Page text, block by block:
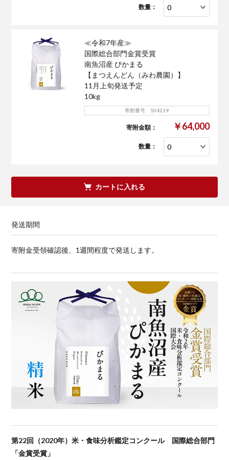
数量：
≪令和7年産≫
国際総合部門金賞受賞
南魚沼産 ぴかまる
【まつえんどん（みわ農園）】
11月上旬発送予定
10kg
寄附番号 104219
寄附金額： ￥64,000
数量：
カートに入れる
発送期間
寄附金受領確認後、1週間程度で発送します。
第22回（2020年）米・食味分析鑑定コンクール 国際総合部門
「金賞受賞」